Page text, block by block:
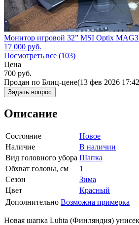
Монитор игровой 32” MSI Optix
17 000 руб.
Посмотреть все (103)
Цена
700 руб.
Продан по Блиц-цене(13 фев 2026
Задать вопрос
Описание
Состояние
Новое
Наличие
В наличии
Вид головного убора Шапка
Обхват головы, см
1
Сезон
Зима
Цвет
Красный
Дополнительно Возможна примерка
Новая шапка Luhta (Финляндия)